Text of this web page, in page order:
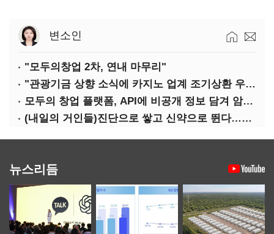
변소인
"모두의창업 2차, 연내 마무리"
"관광기금 상향 소식에 카지노 업계 조기상환 우려"
모두의 창업 플랫폼, API에 비공개 정보 담겨 암호키까지 새나갔다
(내일의 거인들)진단으로 쌓고 신약으로 뛴다…세니젠의 대전환
뉴스리듬